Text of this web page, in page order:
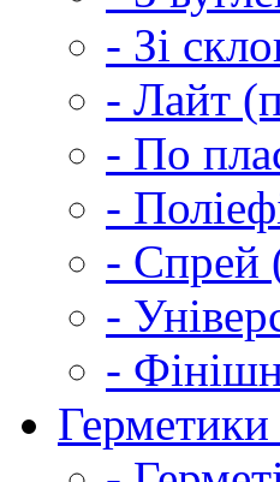
- Зі
- Лайт
- По
-
- Спрей
-
-